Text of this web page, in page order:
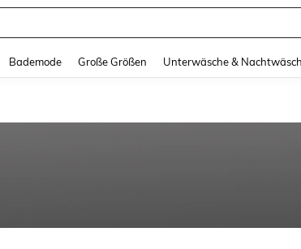
Bademode Große Größen Unterwäsche &